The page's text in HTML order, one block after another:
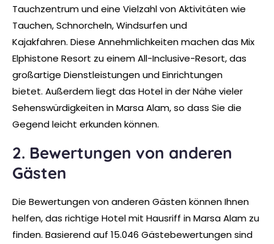
Tauchzentrum und eine Vielzahl von Aktivitäten wie
Tauchen, Schnorcheln, Windsurfen und
Kajakfahren. Diese Annehmlichkeiten machen das Mix
Elphistone Resort zu einem All-Inclusive-Resort, das
großartige Dienstleistungen und Einrichtungen
bietet. Außerdem liegt das Hotel in der Nähe vieler
Sehenswürdigkeiten in Marsa Alam, so dass Sie die
Gegend leicht erkunden können.
2. Bewertungen von anderen
Gästen
Die Bewertungen von anderen Gästen können Ihnen
helfen, das richtige Hotel mit Hausriff in Marsa Alam zu
finden. Basierend auf 15.046 Gästebewertungen sind